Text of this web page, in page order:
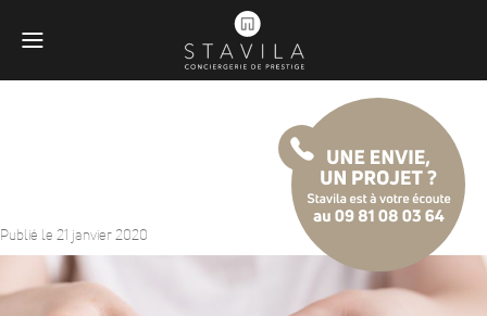
L’entretien de l’argenterie
Publié le 21 janvier 2020